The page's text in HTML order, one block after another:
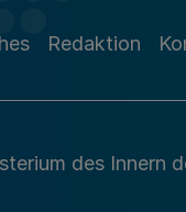
Redaktion
des Innern